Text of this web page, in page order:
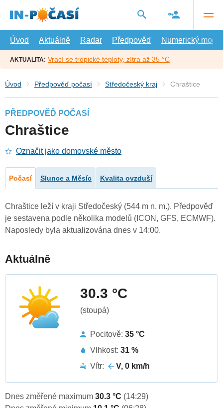
hlavní
Úvod
Aktuálně Radar Předpověď Numerický model
AKTUALITA: Vrací se tropické teploty, zítra až 35 °C
Úvod Předpověď počasí Středočeský kraj Chraštice
PŘEDPOVĚĎ POČASÍ
Chraštice
Označit jako domovské město
Počasí Slunce a Měsíc Kvalita ovzduší
Chraštice leží v kraji Středočeský (544 m n. m.). Předpověď
je sestavena podle několika modelů (ICON, GFS, ECMWF).
Naposledy byla aktualizována dnes v 14:00.
Aktuálně
30.3 °C
(stoupá)
Pocitově: 35 °C
Vlhkost: 31 %
Vítr:
V, 0 km/h
Dnes změřené maximum 30.3 °C (14:29)